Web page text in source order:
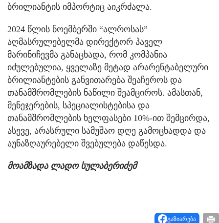
ბრილიანტის იმპორტიც აიკრძალა.
2024 წლის ნოემბერში “ალროსას”
აღმასრულებელმა დირექტორ პაველ
მარინიჩევმა განაცხადა, რომ კომპანია
იძულებულია, ყველაზე მეტად არარენტაბელური
ბრილიანტების განვითარება შეაჩეროს და
თანამშრომლების ნაწილი შეამციროს. ამასთან,
მენეჯერების, სპეციალისტებისა და
თანამშრომლების ხელფასები 10%-ით შემცირდა,
ასევე, არასრული სამუშაო დღე გამოცხადდა და
აუნაზღაურებელი შვებულება დაწესდა.
მოამზადა ლადო სულაბერიძემ
გაზიარება